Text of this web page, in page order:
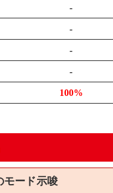
-
-
-
-
100%
モード示唆